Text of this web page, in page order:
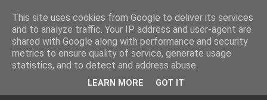
rozoberá témy o zdraví, živote a všetko možné.
This site uses cookies from Google to deliver its services
and to analyze traffic. Your IP address and user-agent are
shared with Google along with performance and security
metrics to ensure quality of service, generate usage
statistics, and to detect and address abuse.
LEARN MORE GOT IT